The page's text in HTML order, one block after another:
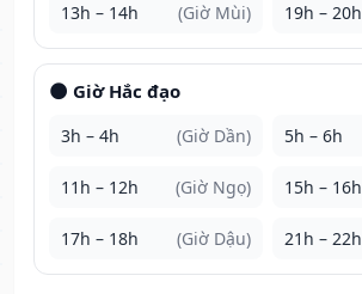
13h – 14h (Giờ Mùi) 19h – 20h
🌑 Giờ Hắc đạo
3h – 4h (Giờ Dần) 5h – 6h
11h – 12h (Giờ Ngọ) 15h – 16h
17h – 18h (Giờ Dậu) 21h – 22h